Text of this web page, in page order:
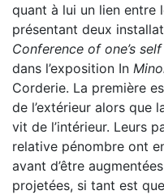
quant à lui un lien entre
présentant deux
Conference of one’s self
dans l’exposition In
Corderie. La première
de l’extérieur alors que
vit de l’intérieur. Leurs
relative pénombre ont
avant d’être
projetées, si tant est